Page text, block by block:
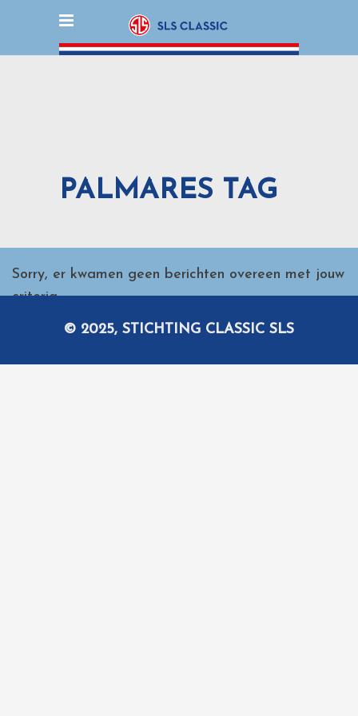
PALMARES TAG
Sorry, er kwamen geen berichten overeen met jouw
criteria.
© 2025, STICHTING CLASSIC SLS